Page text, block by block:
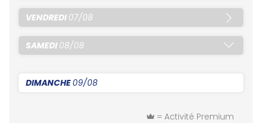
VENDREDI 07/08
SAMEDI 08/08
DIMANCHE 09/08
= Activité Premium